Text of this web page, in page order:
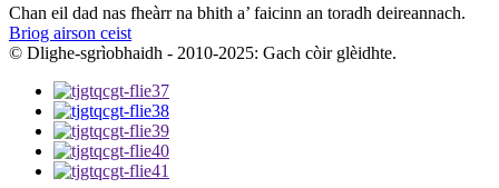
Chan eil dad nas fheàrr na bhith a’ faicinn an toradh deireannach.
Briog airson ceist
© Dlighe-sgrìobhaidh - 2010-2025: Gach còir glèidhte.